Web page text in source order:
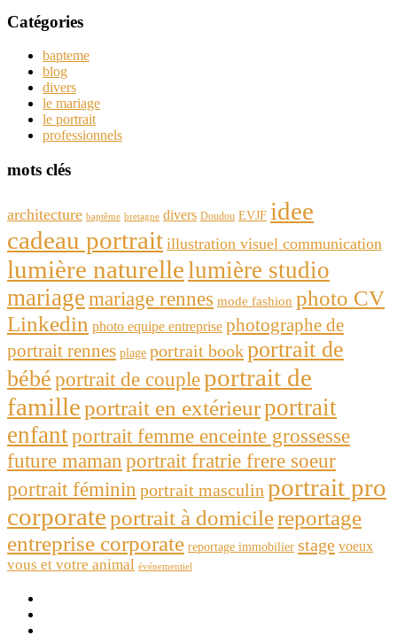
Catégories
bapteme
blog
divers
le mariage
le portrait
professionnels
mots clés
architecture baptême bretagne divers Doudou EVJF idee
cadeau portrait illustration visuel communication
lumière naturellelumière studio
mariagemariage rennes mode fashion photo CV
Linkedin photo equipe entreprise photographe de
portrait rennes plage portrait bookportrait de
bébéportrait de coupleportrait de
familleportrait en extérieurportrait
enfantportrait femme enceinte grossesse
future maman portrait fratrie frere soeur
portrait féminin portrait masculin portrait pro
corporateportrait à domicilereportage
entreprise corporate reportage immobilier stage voeux
vous et votre animal événementiel